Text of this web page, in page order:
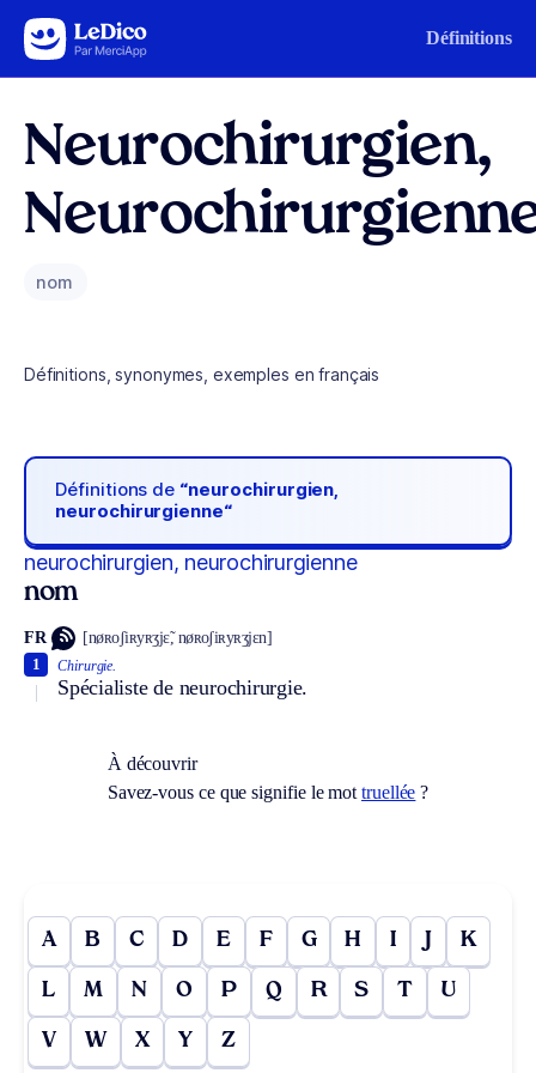
Aller au contenu Définitions
Neurochirurgien,
nom
Définitions, synonymes, exemples en français
Définitions de “neurochirurgien,
neurochirurgienne“
neurochirurgien, neurochirurgienne
nom
FR [nøʀoʃiʀyʀʒjɛ̃, nøʀoʃiʀyʀʒjɛn]
Chirurgie.
Spécialiste de neurochirurgie.
1
À découvrir
Savez-vous ce que signifie le mottruellée ?
A B C D E F G H I J K
L M N O P Q R S T U
V W X Y Z